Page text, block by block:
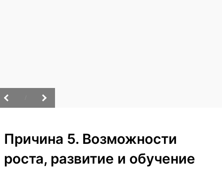
Причина 5. Возможности
роста, развитие и обучение